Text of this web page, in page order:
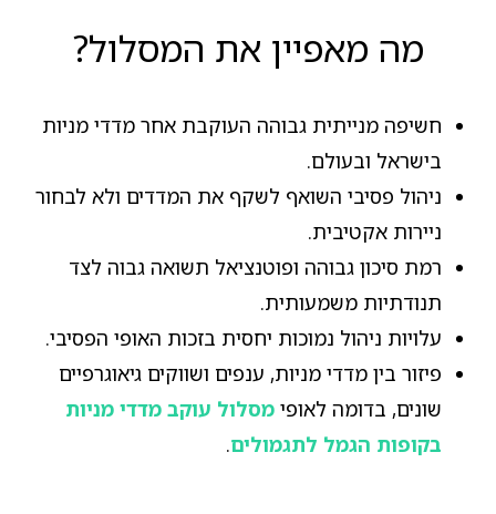
מה מאפיין את המסלול?
חשיפה מנייתית גבוהה העוקבת אחר מדדי מניות
בישראל ובעולם.
ניהול פסיבי השואף לשקף את המדדים ולא לבחור
ניירות אקטיבית.
רמת סיכון גבוהה ופוטנציאל תשואה גבוה לצד
תנודתיות משמעותית.
עלויות ניהול נמוכות יחסית בזכות האופי הפסיבי.
פיזור בין מדדי מניות, ענפים ושווקים גיאוגרפיים
שונים, בדומה לאופי מסלול עוקב מדדי מניות
בקופות הגמל לתגמולים.